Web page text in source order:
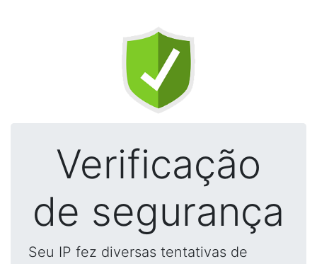
Verificação
de segurança
Seu IP fez diversas tentativas de